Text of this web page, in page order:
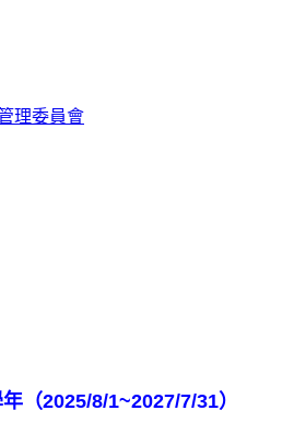
理委員會
（2025/8/1~2027/7/31）